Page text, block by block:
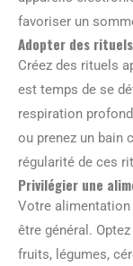
favoriser un
Adopter des
Créez des rituels
est temps de se
respiration
ou prenez un bain
régularité de ces
Privilégier une
Votre alimentation
être général.
fruits, légumes,